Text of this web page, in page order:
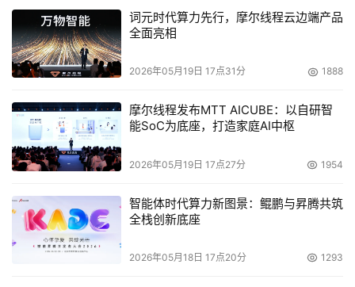
HunyuanVideo-Avatar”中体验，目前支持上传不超过14秒
的音频进行视频生成。后续将逐步上线和开源其他能力。
词元时代算力先行，摩尔线程云边端产品
全面亮相
2026年05月19日 17点31分 1888
摩尔线程发布MTT AICUBE：以自研智
能SoC为底座，打造家庭AI中枢
2026年05月19日 17点27分 1954
智能体时代算力新图景：鲲鹏与昇腾共筑
全栈创新底座
2026年05月18日 17点20分 1293